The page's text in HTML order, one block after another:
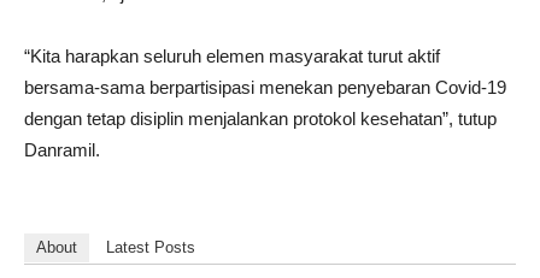
“Kita harapkan seluruh elemen masyarakat turut aktif
bersama-sama berpartisipasi menekan penyebaran Covid-19
dengan tetap disiplin menjalankan protokol kesehatan”, tutup
Danramil.
About Latest Posts